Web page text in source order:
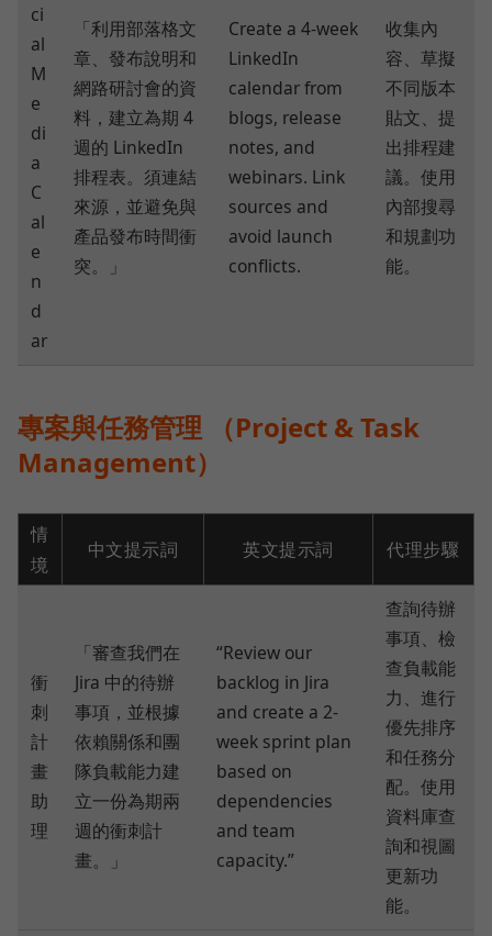
ci
al
M
e
di
a
C
al
e
n
d
ar
「利用部落格文
章、發布說明和
網路研討會的資
料，建立為期 4
週的 LinkedIn
排程表。須連結
來源，並避免與
產品發布時間衝
突。」
Create a 4-week
LinkedIn
calendar from
blogs, release
notes, and
webinars. Link
sources and
avoid launch
conflicts.
收集內
容、草擬
不同版本
貼文、提
出排程建
議。使用
內部搜尋
和規劃功
能。
專案與任務管理 （Project & Task
Management）
情
境
中文提示詞 英文提示詞 代理步驟
衝
刺
計
畫
助
理
「審查我們在
Jira 中的待辦
事項，並根據
依賴關係和團
隊負載能力建
立一份為期兩
週的衝刺計
畫。」
“Review our
backlog in Jira
and create a 2-
week sprint plan
based on
dependencies
and team
capacity.”
查詢待辦
事項、檢
查負載能
力、進行
優先排序
和任務分
配。使用
資料庫查
詢和視圖
更新功
能。